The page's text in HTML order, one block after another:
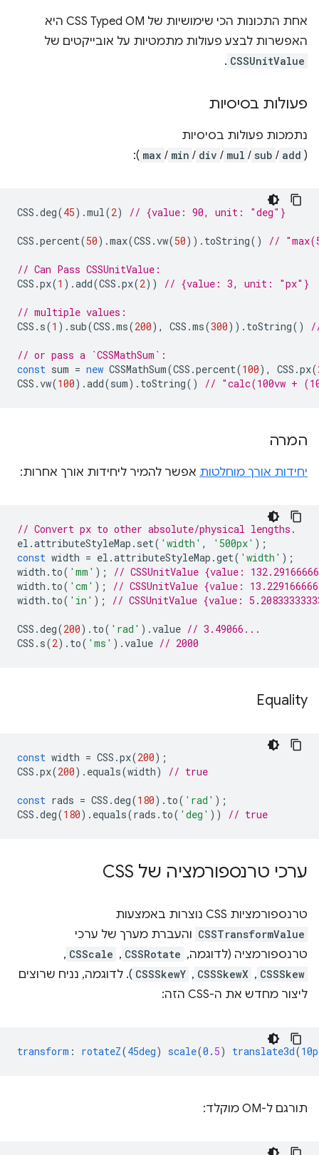
אחת התכונות הכי שימושיות של CSS Typed OM היא
האפשרות לבצע פעולות מתמטיות על אובייקטים של
CSSUnitValue
.
פעולות בסיסיות
נתמכות פעולות בסיסיות
(
add
/
sub
/
mul
/
div
/
min
/
max
):
CSS .deg(45).mul(2) // {value: 90, unit: "deg"}
CSS .percent(50).max(CSS .vw(50)). toString() //
// Can Pass CSSUnitValue:
CSS .px(1 ).add(CSS .px(2)) // {value: 3, unit: "px"}
// multiple values:
CSS . s(1 ). sub(CSS .ms(200), CSS .ms(300)). toString()
// or pass a `CSSMathSum`:
const sum = new CSSMathSum(CSS .percent(100), CSS .px(
CSS .vw(100).add(sum). toString() // "calc(100vw +
המרה
יחידות אורך מוחלטות אפשר להמיר ליחידות אורך אחרות:
// Convert px to other absolute/physical lengths.
el .attributeStyleMap . set( 'width' , '500px' );
const width = el .attributeStyleMap .get( 'width' );
width . to( 'mm' );
// CSSUnitValue {value:
width . to( 'cm' );
// CSSUnitValue {value:
width . to( 'in' ); // CSSUnitValue {value:
CSS .deg(200). to( 'rad' ).value // 3.49066...
CSS . s(2). to( 'ms' ).value // 2000
Equality
const width = CSS .px(200);
CSS .px(200). equals(width) // true
const rads = CSS .deg(180). to( 'rad' );
CSS .deg(180). equals(rads . to( 'deg' )) // true
ערכי טרנספורמציה של CSS
טרנספורמציות CSS נוצרות באמצעות
CSSTransformValue והעברת מערך של ערכי
טרנספורמציה (לדוגמה, CSSRotate
,‏
CSScale
,‏
CSSSkew
,‏
CSSSkewX
,‏
CSSSkewY ). לדוגמה, נניח שרוצים
ליצור מחדש את ה-CSS הזה:
transform : rotateZ(45deg) scale(0 . 5) translate3d(
תורגם ל-OM מוקלד: